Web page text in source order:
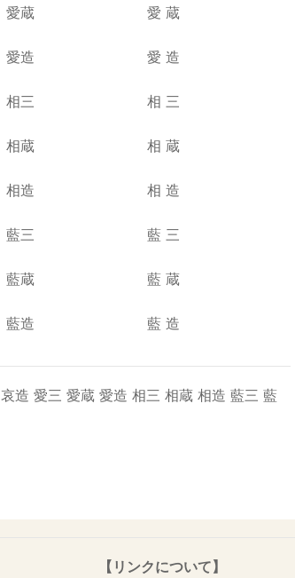
愛蔵 愛 蔵
愛造 愛 造
相三 相 三
相蔵 相 蔵
相造 相 造
藍三 藍 三
藍蔵 藍 蔵
藍造 藍 造
哀造 愛三 愛蔵 愛造 相三 相蔵 相造 藍三 藍
【リンクについて】